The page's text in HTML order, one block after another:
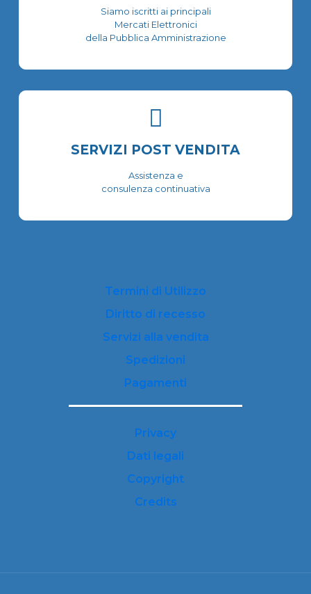
Siamo iscritti ai principali
Mercati Elettronici
della Pubblica Amministrazione
SERVIZI POST VENDITA
Assistenza e
consulenza continuativa
Termini di Utilizzo
Diritto di recesso
Servizi alla vendita
Spedizioni
Pagamenti
Privacy
Dati legali
Copyright
Credits